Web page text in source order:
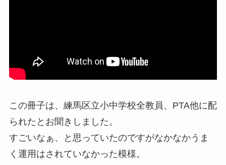
この冊子は、練馬区立小中学校全教員、PTA他に配
られたとお聞きしました。
すごいなぁ、と思っていたのですがなかなかうま
く運用はされていなかった模様。